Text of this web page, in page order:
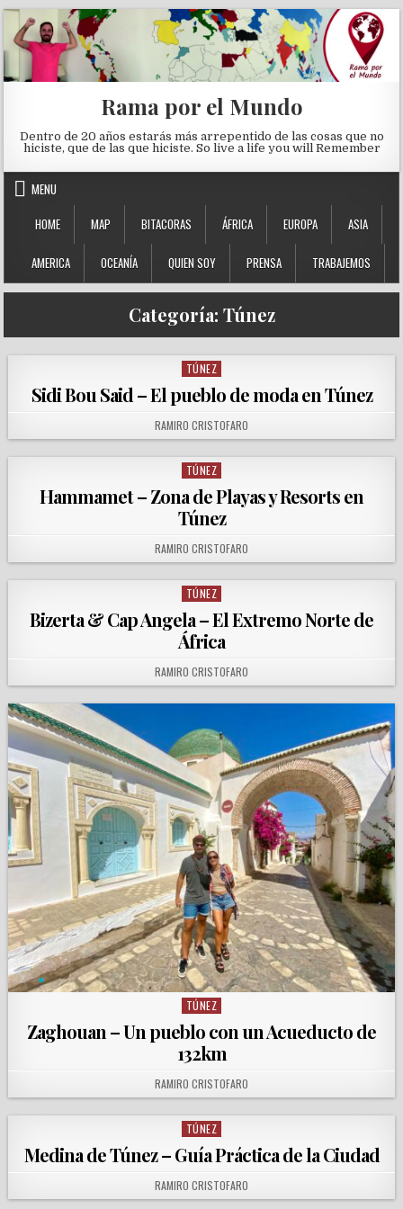
Skip to content
Rama por el Mundo
Dentro de 20 años estarás más arrepentido de las cosas que no
hiciste, que de las que hiciste. So live a life you will Remember
MENU
HOME
MAP BITACORAS ÁFRICA EUROPA ASIA
AMERICA OCEANÍA QUIEN SOY PRENSA TRABAJEMOS
Categoría: Túnez
Posted in
TÚNEZ
Sidi Bou Said – El pueblo de moda en Túnez
AUTHOR:
RAMIRO CRISTOFARO
Posted in
TÚNEZ
Hammamet – Zona de Playas y Resorts en
Túnez
AUTHOR:
RAMIRO CRISTOFARO
Posted in
TÚNEZ
Bizerta & Cap Angela – El Extremo Norte de
África
AUTHOR:
RAMIRO CRISTOFARO
Posted in
TÚNEZ
Zaghouan – Un pueblo con un Acueducto de
132km
AUTHOR:
RAMIRO CRISTOFARO
Posted in
TÚNEZ
Medina de Túnez – Guía Práctica de la Ciudad
AUTHOR:
RAMIRO CRISTOFARO